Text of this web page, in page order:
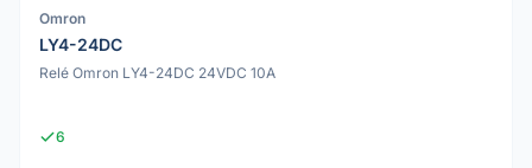
Omron
LY4-24DC
Relé Omron LY4-24DC 24VDC 10A
6